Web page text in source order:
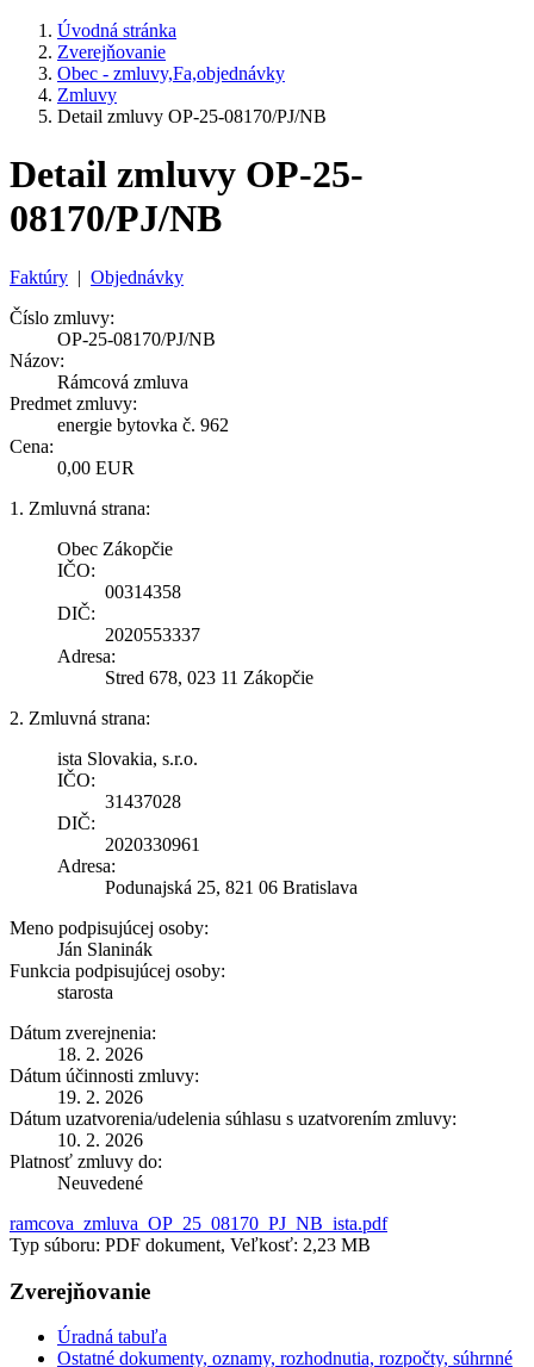
Úvodná stránka
Zverejňovanie
Obec - zmluvy,Fa,objednávky
Zmluvy
Detail zmluvy OP-25-08170/PJ/NB
Detail zmluvy OP-25-
08170/PJ/NB
Faktúry | Objednávky
Číslo zmluvy:
OP-25-08170/PJ/NB
Názov:
Rámcová zmluva
Predmet zmluvy:
energie bytovka č. 962
Cena:
0,00 EUR
1. Zmluvná strana:
Obec Zákopčie
IČO:
00314358
DIČ:
2020553337
Adresa:
Stred 678, 023 11 Zákopčie
2. Zmluvná strana:
ista Slovakia, s.r.o.
IČO:
31437028
DIČ:
2020330961
Adresa:
Podunajská 25, 821 06 Bratislava
Meno podpisujúcej osoby:
Ján Slaninák
Funkcia podpisujúcej osoby:
starosta
Dátum zverejnenia:
18. 2. 2026
Dátum účinnosti zmluvy:
19. 2. 2026
Dátum uzatvorenia/udelenia súhlasu s uzatvorením zmluvy:
10. 2. 2026
Platnosť zmluvy do:
Neuvedené
ramcova_zmluva_OP_25_08170_PJ_NB_ista.pdf
Typ súboru: PDF dokument, Veľkosť: 2,23 MB
Zverejňovanie
Úradná tabuľa
Ostatné dokumenty, oznamy, rozhodnutia, rozpočty, súhrnné